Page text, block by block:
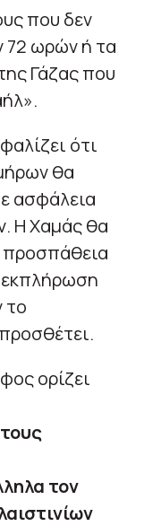
που δεν
72 ωρών ή τα
Γάζας που
ότι
θα
ασφάλεια
Η Χαμάς θα
προσπάθεια
εκπλήρωση
το
ορίζει
τον